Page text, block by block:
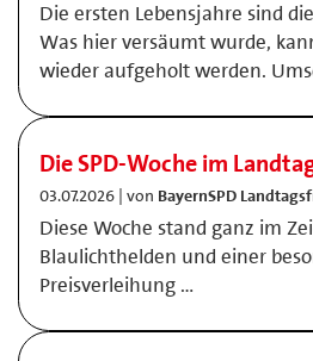
Die ersten Lebensjahre sind
Was hier versäumt wurde,
wieder aufgeholt werden.
Die SPD-Woche im
03.07.2026 | von BayernSPD
Diese Woche stand ganz im
Blaulichthelden und einer
Preisverleihung …